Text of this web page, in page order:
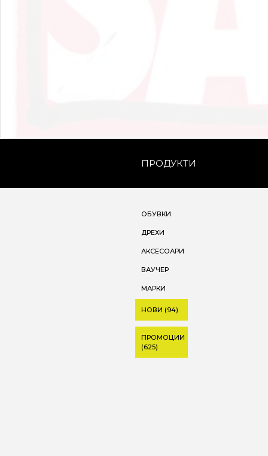
ПРОДУКТИ
ОБУВКИ
ДРЕХИ
АКСЕСОАРИ
ВАУЧЕР
МАРКИ
НОВИ (94)
ПРОМОЦИИ
(625)